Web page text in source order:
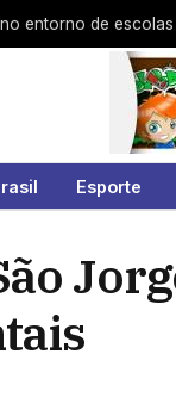
entorno de escolas
Esporte